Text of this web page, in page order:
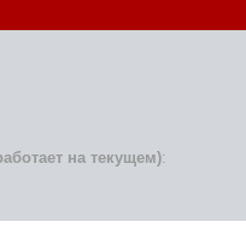
на текущем):